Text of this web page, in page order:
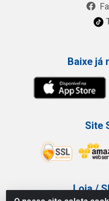
Baixe já
Site
Loja /